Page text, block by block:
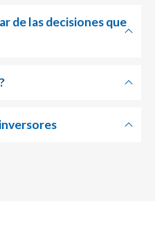
de las decisiones que